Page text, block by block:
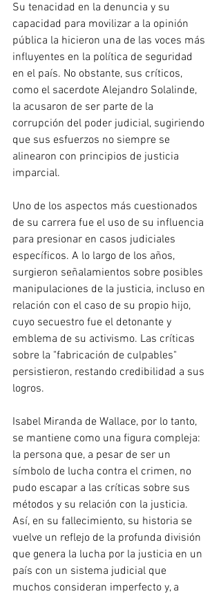
Su tenacidad en la denuncia y su
capacidad para movilizar a la opinión
pública la hicieron una de las voces más
influyentes en la política de seguridad
en el país. No obstante, sus críticos,
como el sacerdote Alejandro Solalinde,
la acusaron de ser parte de la
corrupción del poder judicial, sugiriendo
que sus esfuerzos no siempre se
alinearon con principios de justicia
imparcial.
Uno de los aspectos más cuestionados
de su carrera fue el uso de su influencia
para presionar en casos judiciales
específicos. A lo largo de los años,
surgieron señalamientos sobre posibles
manipulaciones de la justicia, incluso en
relación con el caso de su propio hijo,
cuyo secuestro fue el detonante y
emblema de su activismo. Las críticas
sobre la "fabricación de culpables"
persistieron, restando credibilidad a sus
logros.
Isabel Miranda de Wallace, por lo tanto,
se mantiene como una figura compleja:
la persona que, a pesar de ser un
símbolo de lucha contra el crimen, no
pudo escapar a las críticas sobre sus
métodos y su relación con la justicia.
Así, en su fallecimiento, su historia se
vuelve un reflejo de la profunda división
que genera la lucha por la justicia en un
país con un sistema judicial que
muchos consideran imperfecto y, a